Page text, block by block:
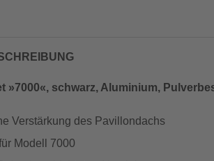
»7000«, schwarz, Aluminium,
Verstärkung des Pavillondachs
Modell 7000